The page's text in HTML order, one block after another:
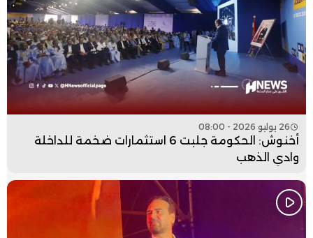
26 يوليو 2026 - 08:00
أخنوش: الحكومة جلبت 6 استثمارات ضخمة للداخلة
وادي الذهب